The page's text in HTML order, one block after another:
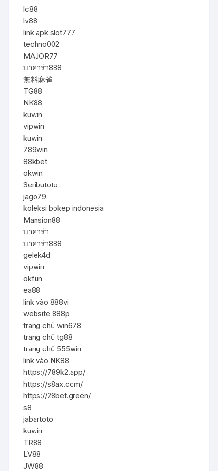
lc88
lv88
link apk slot777
techno002
MAJOR77
บาคาร่า888
無料麻雀
TG88
NK88
kuwin
vipwin
kuwin
789win
88kbet
okwin
Seributoto
jago79
koleksi bokep indonesia
Mansion88
บาคาร่า
บาคาร่า888
gelek4d
vipwin
okfun
ea88
link vào 888vi
website 888p
trang chủ win678
trang chủ tg88
trang chủ 555win
link vào NK88
https://789k2.app/
https://s8ax.com/
https://28bet.green/
s8
jabartoto
kuwin
TR88
LV88
JW88